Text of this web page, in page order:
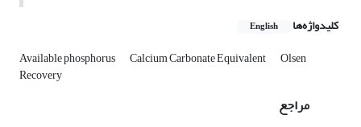
کلیدواژه‌ها English
Available phosphorus Calcium Carbonate Equivalent Olsen
Recovery
مراجع